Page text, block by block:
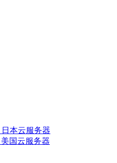
日本云服务器
美国云服务器